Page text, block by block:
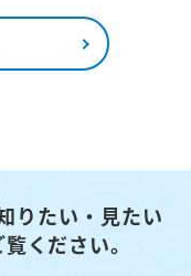
りたい・見たい
ください。